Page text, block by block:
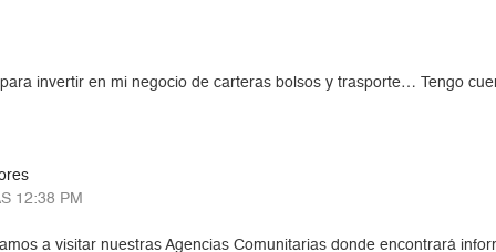
invertir en mi negocio de carteras bolsos y trasporte… Tengo
12:38 PM
a visitar nuestras Agencias Comunitarias donde encontrará